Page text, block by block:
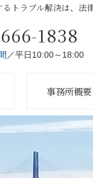
トラブル解決は、法
1838
／平日10:00～18:00
事務所概要